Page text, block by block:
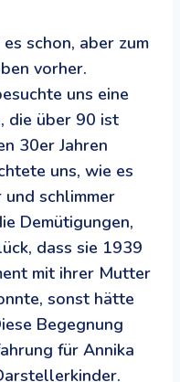
schon, aber zum
vorher.
uns eine
die über 90 ist
30er Jahren
uns, wie es
und schlimmer
Demütigungen,
dass sie 1939
mit ihrer Mutter
sonst hätte
Begegnung
für Annika